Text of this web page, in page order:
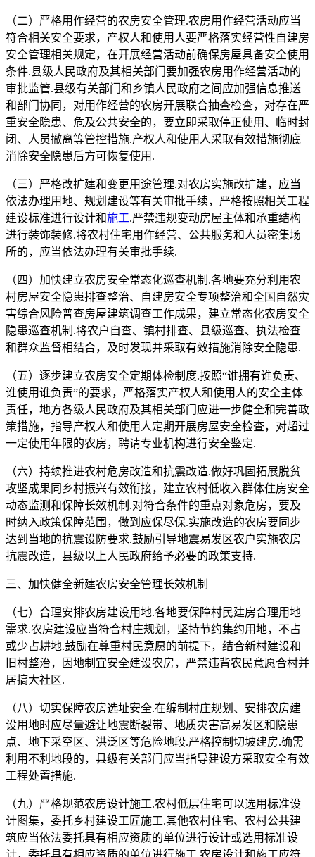
（二）严格用作经营的农房安全管理.农房用作经营活动应当
符合相关安全要求，产权人和使用人要严格落实经营性自建房
安全管理相关规定，在开展经营活动前确保房屋具备安全使用
条件.县级人民政府及其相关部门要加强农房用作经营活动的
审批监管.县级有关部门和乡镇人民政府之间应加强信息推送
和部门协同，对用作经营的农房开展联合抽查检查，对存在严
重安全隐患、危及公共安全的，要立即采取停正使用、临时封
闭、人员撤离等管控措施.产权人和使用人采取有效措施彻底
消除安全隐患后方可恢复使用.
（三）严格改扩建和变更用途管理.对农房实施改扩建，应当
依法办理用地、规划建设等有关审批手续，严格按照相关工程
建设标准进行设计和施工.严禁违规变动房屋主体和承重结构
进行装饰装修.将农村住宅用作经营、公共服务和人员密集场
所的，应当依法办理有关审批手续.
（四）加快建立农房安全常态化巡查机制.各地要充分利用农
村房屋安全隐患排查整治、自建房安全专项整治和全国自然灾
害综合风险普查房屋建筑调查工作成果，建立常态化农房安全
隐患巡查机制.将农户自查、镇村排查、县级巡查、执法检查
和群众监督相结合，及时发现并采取有效措施消除安全隐患.
（五）逐步建立农房安全定期体检制度.按照“谁拥有谁负责、
谁使用谁负责”的要求，严格落实产权人和使用人的安全主体
责任，地方各级人民政府及其相关部门应进一步健全和完善政
策措施，指导产权人和使用人定期开展房屋安全检查，对超过
一定使用年限的农房，聘请专业机构进行安全鉴定.
（六）持续推进农村危房改造和抗震改造.做好巩固拓展脱贫
攻坚成果同乡村振兴有效衔接，建立农村低收入群体住房安全
动态监测和保障长效机制.对符合条件的重点对象危房，要及
时纳入政策保障范围，做到应保尽保.实施改造的农房要同步
达到当地的抗震设防要求.鼓励引导地震易发区农户实施农房
抗震改造，县级以上人民政府给予必要的政策支持.
三、加快健全新建农房安全管理长效机制
（七）合理安排农房建设用地.各地要保障村民建房合理用地
需求.农房建设应当符合村庄规划，坚持节约集约用地，不占
或少占耕地.鼓励在尊重村民意愿的前提下，结合新村建设和
旧村整治，因地制宜安全建设农房，严禁违背农民意愿合村并
居搞大社区.
（八）切实保障农房选址安全.在编制村庄规划、安排农房建
设用地时应尽量避让地震断裂带、地质灾害高易发区和隐患
点、地下采空区、洪泛区等危险地段.严格控制切坡建房.确需
利用不利地段的，县级有关部门应当指导建设方采取安全有效
工程处置措施.
（九）严格规范农房设计施工.农村低层住宅可以选用标准设
计图集，委托乡村建设工匠施工.其他农村住宅、农村公共建
筑应当依法委托具有相应资质的单位进行设计或选用标准设